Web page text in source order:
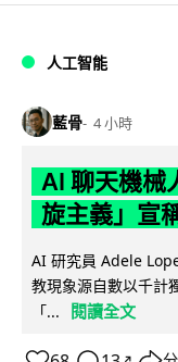
人工智能
藍骨 4 小時
AI 聊天機
旋主義」宣
AI 研究員 Adele
教現象源自數以千計
「...
閱讀全文